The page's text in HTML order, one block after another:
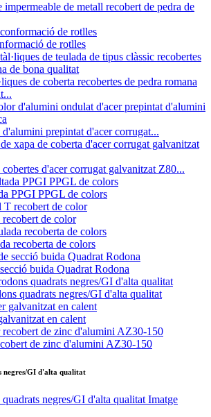
impermeable de metall recobert de pedra de
de rotlles
de coberta recobertes de pedra romana
d'alumini prepintat d'acer corrugat...
d'acer corrugat galvanitzat Z80...
PPGI PPGL de colors
de color
recoberta de colors
buida Quadrat Rodona
quadrats negres/GI d'alta qualitat
en calent
de zinc d'alumini AZ30-150
negres/GI d'alta qualitat